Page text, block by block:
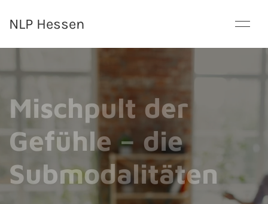
NLP Hessen
Mischpult der
Gefühle – die
Submodalitäten